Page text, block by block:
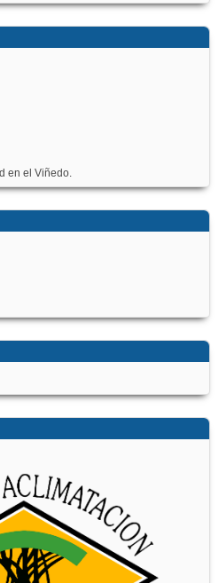
en el Viñedo.